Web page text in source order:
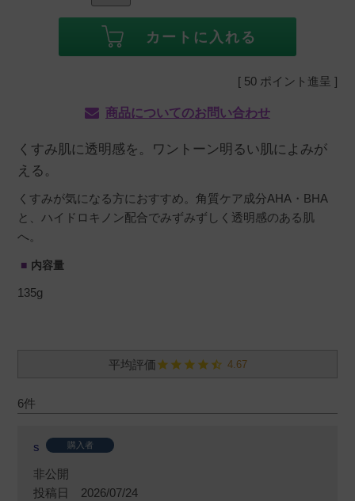
カートに入れる
[ 50 ポイント進呈 ]
商品についてのお問い合わせ
くすみ肌に透明感を。ワントーン明るい肌によみが
える。
くすみが気になる方におすすめ。角質ケア成分AHA・BHA
と、ハイドロキノン配合でみずみずしく透明感のある肌
へ。
内容量
135g
4.67
6
s 購入者
非公開
投稿日
2026/07/24